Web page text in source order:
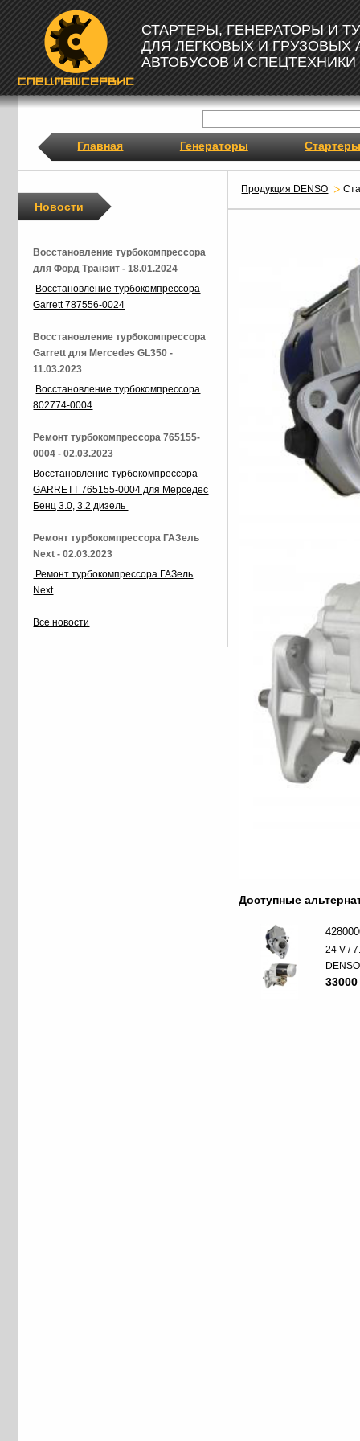
СТАРТЕРЫ, ГЕНЕРАТОРЫ И
ДЛЯ ЛЕГКОВЫХ И ГРУЗОВЫХ
АВТОБУСОВ И СПЕЦТЕХНИКИ
Главная Генераторы Стартеры
Продукция DENSO
Доступные
24 V /
DENSO
Новости
Восстановление турбокомпрессора
для Форд Транзит - 18.01.2024
Восстановление турбокомпрессора
Garrett 787556-0024
Восстановление турбокомпрессора
Garrett для Mercedes GL350 -
11.03.2023
Восстановление турбокомпрессора
802774-0004
Ремонт турбокомпрессора 765155-
0004 - 02.03.2023
Восстановление турбокомпрессора
GARRETT 765155-0004 для Мерседес
Бенц 3.0, 3.2 дизель
Ремонт турбокомпрессора ГАЗель
Next - 02.03.2023
Ремонт турбокомпрессора ГАЗель
Next
Все новости